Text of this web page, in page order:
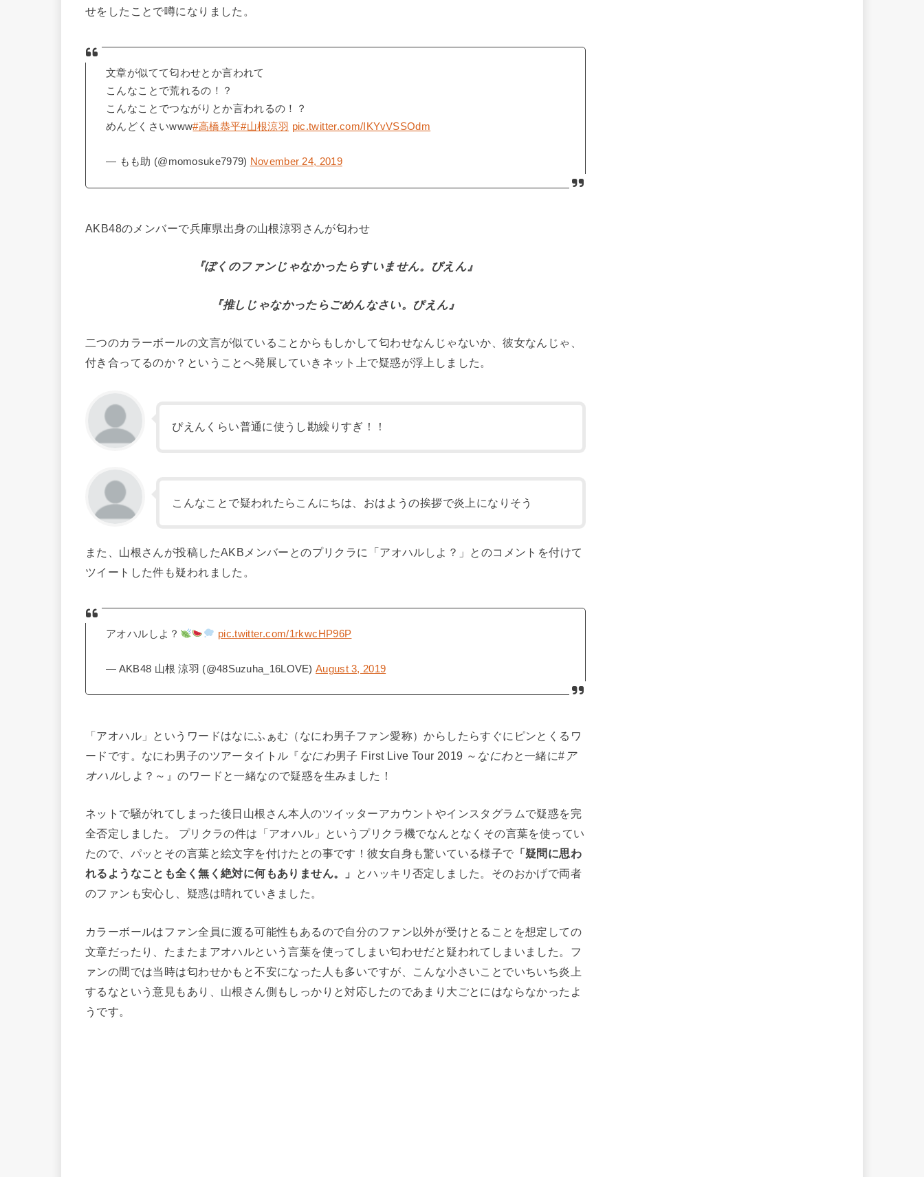
せをしたことで噂になりました。
文章が似てて匂わせとか言われて
こんなことで荒れるの！？
こんなことでつながりとか言われるの！？
めんどくさいwww#高橋恭平#山根涼羽 pic.twitter.com/IKYvVSSOdm
— もも助 (@momosuke7979) November 24, 2019
AKB48のメンバーで兵庫県出身の山根涼羽さんが匂わせ
『ぼくのファンじゃなかったらすいません。ぴえん』
『推しじゃなかったらごめんなさい。ぴえん』
二つのカラーボールの文言が似ていることからもしかして匂わせなんじゃないか、彼女なんじゃ、
付き合ってるのか？ということへ発展していきネット上で疑惑が浮上しました。
ぴえんくらい普通に使うし勘繰りすぎ！！
こんなことで疑われたらこんにちは、おはようの挨拶で炎上になりそう
また、山根さんが投稿したAKBメンバーとのプリクラに「アオハルしよ？」とのコメントを付けて
ツイートした件も疑われました。
アオハルしよ？ pic.twitter.com/1rkwcHP96P
— AKB48 山根 涼羽 (@48Suzuha_16LOVE)August 3, 2019
「アオハル」というワードはなにふぁむ（なにわ男子ファン愛称）からしたらすぐにピンとくるワ
ードです。なにわ男子のツアータイトル『なにわ男子 First Live Tour 2019 ～ なにわと一緒に# ア
オハルしよ？～』のワードと一緒なので疑惑を生みました！
ネットで騒がれてしまった後日山根さん本人のツイッターアカウントやインスタグラムで疑惑を完
全否定しました。 プリクラの件は「アオハル」というプリクラ機でなんとなくその言葉を使ってい
たので、パッとその言葉と絵文字を付けたとの事です！彼女自身も驚いている様子で 「疑問に思わ
れるようなことも全く無く絶対に何もありません。」
とハッキリ否定しました。そのおかげで両者
のファンも安心し、疑惑は晴れていきました。
カラーボールはファン全員に渡る可能性もあるので自分のファン以外が受けとることを想定しての
文章だったり、たまたまアオハルという言葉を使ってしまい匂わせだと疑われてしまいました。フ
ァンの間では当時は匂わせかもと不安になった人も多いですが、こんな小さいことでいちいち炎上
するなという意見もあり、山根さん側もしっかりと対応したのであまり大ごとにはならなかったよ
うです。